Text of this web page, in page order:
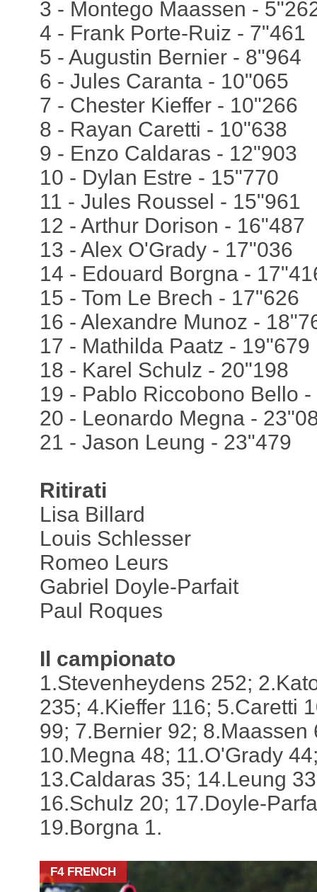
3 - Montego Maassen -
4 - Frank Porte-Ruiz - 7"461
5 - Augustin Bernier - 8"964
6 - Jules Caranta - 10"065
7 - Chester Kieffer - 10"266
8 - Rayan Caretti - 10"638
9 - Enzo Caldaras - 12"903
10 - Dylan Estre - 15"770
11 - Jules Roussel - 15"961
12 - Arthur Dorison - 16"487
13 - Alex O'Grady - 17"036
14 - Edouard Borgna -
15 - Tom Le Brech - 17"626
16 - Alexandre Munoz -
17 - Mathilda Paatz - 19"679
18 - Karel Schulz - 20"198
19 - Pablo Riccobono Bello
20 - Leonardo Megna -
21 - Jason Leung - 23"479
Ritirati
Lisa Billard
Louis Schlesser
Romeo Leurs
Gabriel Doyle-Parfait
Paul Roques
Il campionato
1.Stevenheydens 252;
235; 4.Kieffer 116; 5.Caretti
99; 7.Bernier 92; 8.Maassen
10.Megna 48; 11.O'Grady
13.Caldaras 35; 14.Leung
16.Schulz 20; 17.Doyle-
19.Borgna 1.
F4 FRENCH